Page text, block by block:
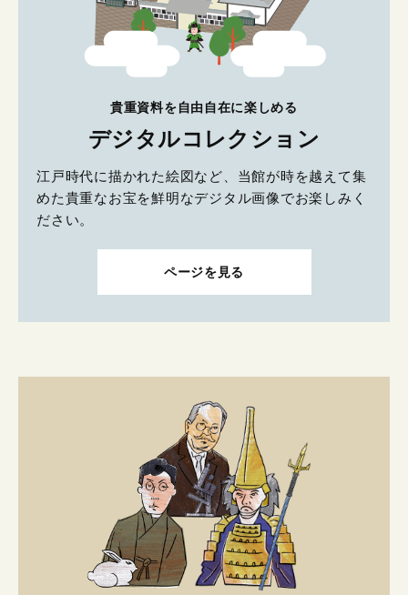
貴重資料を自由自在に楽しめる
デジタルコレクション
江戸時代に描かれた絵図など、当館が時を越えて集
めた貴重なお宝を鮮明なデジタル画像でお楽しみく
ださい。
ページを見る